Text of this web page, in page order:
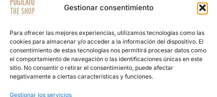
Gestionar consentimiento
Para ofrecer las mejores experiencias, utilizamos tecnologías como las
cookies para almacenar y/o acceder a la información del dispositivo. El
consentimiento de estas tecnologías nos permitirá procesar datos como
el comportamiento de navegación o las identificaciones únicas en este
sitio. No consentir o retirar el consentimiento, puede afectar
negativamente a ciertas características y funciones.
Gestionar los servicios
profesionales
de la
barbería y
peluquería.
Más de 15
años
abasteciendo
REPUESTOS
NAVAJAS
BARBERÍA
SECADORES
PRODUCTOS
DE
BARBACOAS
POR
WHATSAPP